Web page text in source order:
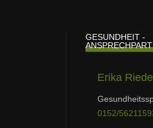
GESUNDHEIT -
Erika
0152/